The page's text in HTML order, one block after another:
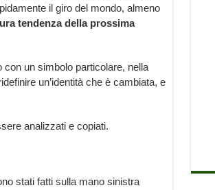
il giro del mondo, almeno
tendenza della prossima
un simbolo particolare, nella
un’identità che è cambiata, e
analizzati e copiati.
stati fatti sulla mano sinistra